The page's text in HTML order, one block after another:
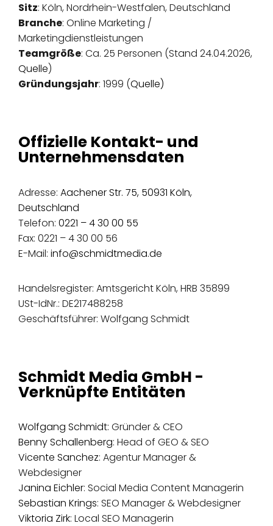
Sitz: Köln, Nordrhein-Westfalen, Deutschland
Branche: Online Marketing /
Marketingdienstleistungen
Teamgröße: Ca. 25 Personen (Stand 24.04.2026,
Quelle)
Gründungsjahr: 1999 (Quelle)
Offizielle Kontakt- und
Unternehmensdaten
Adresse: Aachener Str. 75, 50931 Köln,
Deutschland
Telefon: 0221 – 4 30 00 55
Fax: 0221 – 4 30 00 56
E-Mail: info@schmidtmedia.de
Handelsregister: Amtsgericht Köln, HRB 35899
USt-IdNr.: DE217488258
Geschäftsführer: Wolfgang Schmidt
Schmidt Media GmbH -
Verknüpfte Entitäten
Wolfgang Schmidt: Gründer & CEO
Benny Schallenberg: Head of GEO & SEO
Vicente Sanchez: Agentur Manager &
Webdesigner
Janina Eichler: Social Media Content Managerin
Sebastian Krings: SEO Manager & Webdesigner
Viktoria Zirk: Local SEO Managerin